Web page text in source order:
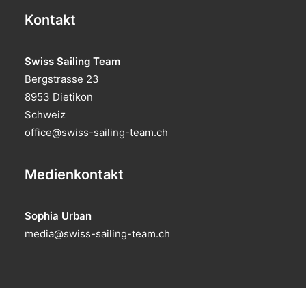
Kontakt
Swiss Sailing Team
Bergstrasse 23
8953 Dietikon
Schweiz
office@swiss-sailing-team.ch
Medienkontakt
Sophia Urban
media@swiss-sailing-team.ch